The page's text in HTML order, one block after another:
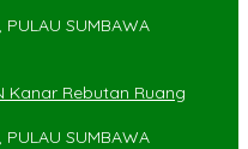
PULAU SUMBAWA
Kanar Rebutan Ruang
PULAU SUMBAWA